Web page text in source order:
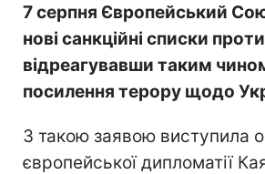
7 серпня Європейський
нові санкційні списки проти
відреагувавши таким
посилення терору щодо
З такою заявою виступила
європейської дипломатії